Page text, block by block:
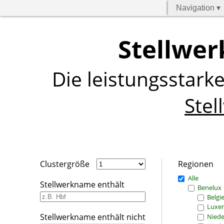
Navigation ▾
Die
Clustergröße
Stellwerkname enthält
Stellwerkname enthält nicht
Regionen
Alle
Benelux